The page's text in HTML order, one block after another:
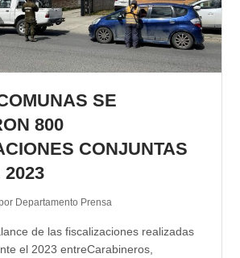
SE
800
CONJUNTAS
2023
Departamento Prensa
de las fiscalizaciones realizadas
el 2023 entreCarabineros,